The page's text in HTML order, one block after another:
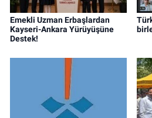
Emekli Uzman Erbaşlardan
Kayseri-Ankara Yürüyüşüne
Destek!